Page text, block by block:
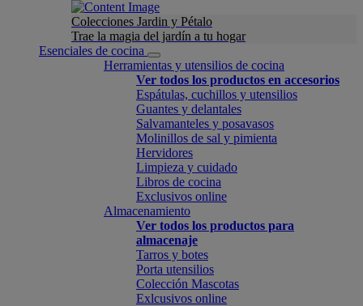
Colecciones Jardin y Pétalo
Trae la magia del jardín a tu hogar
Esenciales de cocina
Herramientas y utensilios de cocina
Ver todos los productos en accesorios
Espátulas, cuchillos y utensilios
Guantes y delantales
Salvamanteles y posavasos
Molinillos de sal y pimienta
Hervidores
Limpieza y cuidado
Libros de cocina
Exclusivos online
Almacenamiento
Ver todos los productos para
almacenaje
Tarros y botes
Porta utensilios
Colección Mascotas
Exlcusivos online